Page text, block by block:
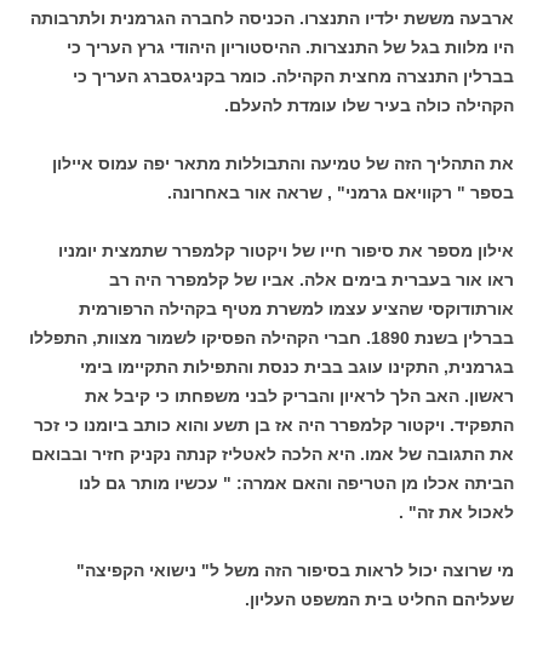
ארבעה מששת ילדיו התנצרו. הכניסה לחברה הגרמנית ולתרבותה
היו מלוות בגל של התנצרות. ההיסטוריון היהודי גרץ העריך כי
בברלין התנצרה מחצית הקהילה. כומר בקניגסברג העריך כי
הקהילה כולה בעיר שלו עומדת להעלם.
את התהליך הזה של טמיעה והתבוללות מתאר יפה עמוס איילון
בספר " רקוויאם גרמני" , שראה אור באחרונה.
אילון מספר את סיפור חייו של ויקטור קלמפרר שתמצית יומניו
ראו אור בעברית בימים אלה. אביו של קלמפרר היה רב
אורתודוקסי שהציע עצמו למשרת מטיף בקהילה הרפורמית
בברלין בשנת 1890. חברי הקהילה הפסיקו לשמור מצוות, התפללו
בגרמנית, התקינו עוגב בבית כנסת והתפילות התקיימו בימי
ראשון. האב הלך לראיון והבריק לבני משפחתו כי קיבל את
התפקיד. ויקטור קלמפרר היה אז בן תשע והוא כותב ביומנו כי זכר
את התגובה של אמו. היא הלכה לאטליז קנתה נקניק חזיר ובבואם
הביתה אכלו מן הטריפה והאם אמרה: " עכשיו מותר גם לנו
לאכול את זה" .
מי שרוצה יכול לראות בסיפור הזה משל ל" נישואי הקפיצה"
שעליהם החליט בית המשפט העליון.